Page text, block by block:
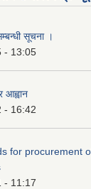
सूचना ।
- 13:05
आह्वान
- 16:42
for procurement
- 11:17